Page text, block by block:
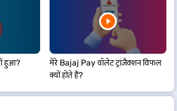
प्रति ट्रांज़ैक्शन (लागू टैक्स सहित) *
प्रीपेड मोबाइल रीचार्ज के लिए ₹5/- तक
हुआ?
मेरे Bajaj Pay वॉलेट ट्रांज़ैक्शन विफल
क्यों होते हैं?